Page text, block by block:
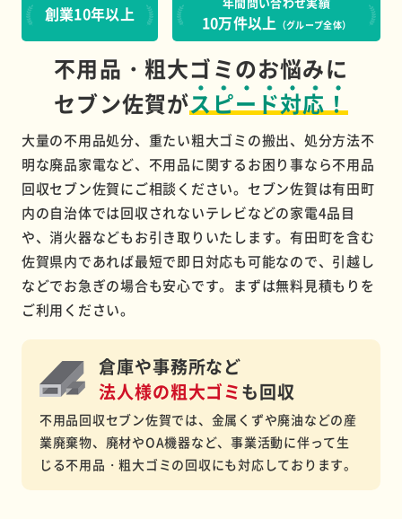
創業10年以上 10万件以上 （グループ全体）
不用品・粗大ゴミのお悩みに
セブン佐賀がスピード対応！
大量の不用品処分、重たい粗大ゴミの搬出、処分方法不
明な廃品家電など、不用品に関するお困り事なら不用品
回収セブン佐賀にご相談ください。セブン佐賀は有田町
内の自治体では回収されないテレビなどの家電4品目
や、消火器などもお引き取りいたします。有田町を含む
佐賀県内であれば最短で即日対応も可能なので、引越し
などでお急ぎの場合も安心です。まずは無料見積もりを
ご利用ください。
倉庫や事務所など
法人様の粗大ゴミも回収
不用品回収セブン佐賀では、金属くずや廃油などの産
業廃棄物、廃材やOA機器など、事業活動に伴って生
じる不用品・粗大ゴミの回収にも対応しております。